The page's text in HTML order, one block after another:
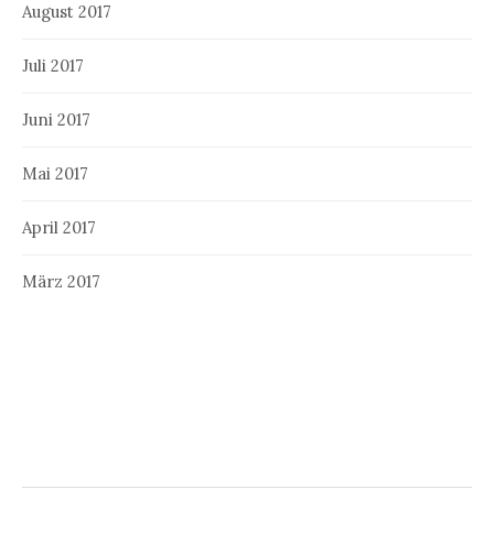
August 2017
Juli 2017
Juni 2017
Mai 2017
April 2017
März 2017